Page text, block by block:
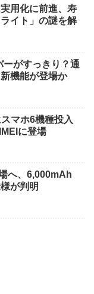
用化に前進、寿
イト」の謎を解
ーがすっきり？通
機能が登場か
マホ6機種投入
に登場
へ、6,000mAh
が判明